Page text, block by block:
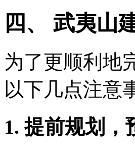
四、 武夷山
为了更顺利地
以下几点注意
1. 提前规划，